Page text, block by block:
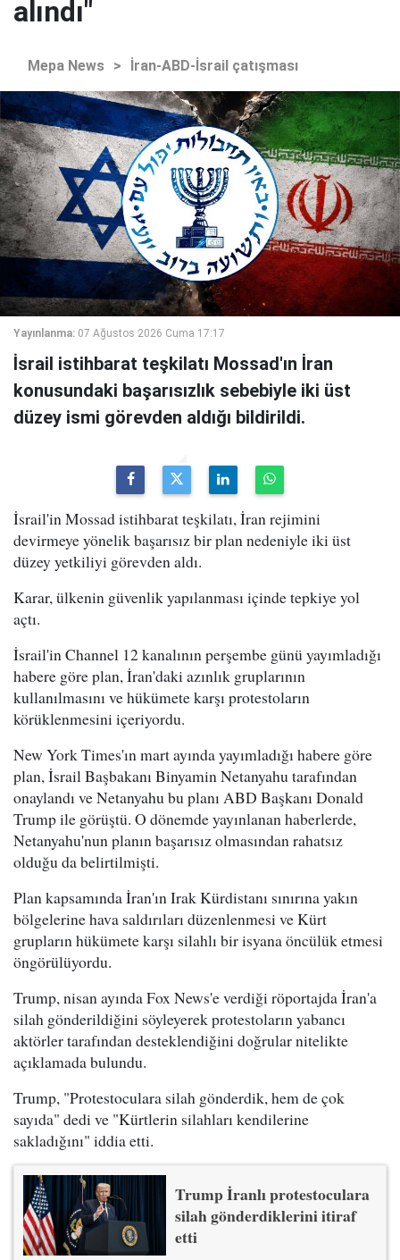
alındı"
Mepa News > İran-ABD-İsrail çatışması
Yayınlanma: 07 Ağustos 2026 Cuma 17:17
İsrail istihbarat teşkilatı Mossad'ın İran
konusundaki başarısızlık sebebiyle iki üst
düzey ismi görevden aldığı bildirildi.
İsrail'in Mossad istihbarat teşkilatı, İran rejimini
devirmeye yönelik başarısız bir plan nedeniyle iki üst
düzey yetkiliyi görevden aldı.
Karar, ülkenin güvenlik yapılanması içinde tepkiye yol
açtı.
İsrail'in Channel 12 kanalının perşembe günü yayımladığı
habere göre plan, İran'daki azınlık gruplarının
kullanılmasını ve hükümete karşı protestoların
körüklenmesini içeriyordu.
New York Times'ın mart ayında yayımladığı habere göre
plan, İsrail Başbakanı Binyamin Netanyahu tarafından
onaylandı ve Netanyahu bu planı ABD Başkanı Donald
Trump ile görüştü. O dönemde yayınlanan haberlerde,
Netanyahu'nun planın başarısız olmasından rahatsız
olduğu da belirtilmişti.
Plan kapsamında İran'ın Irak Kürdistanı sınırına yakın
bölgelerine hava saldırıları düzenlenmesi ve Kürt
grupların hükümete karşı silahlı bir isyana öncülük etmesi
öngörülüyordu.
Trump, nisan ayında Fox News'e verdiği röportajda İran'a
silah gönderildiğini söyleyerek protestoların yabancı
aktörler tarafından desteklendiğini doğrular nitelikte
açıklamada bulundu.
Trump, "Protestoculara silah gönderdik, hem de çok
sayıda" dedi ve "Kürtlerin silahları kendilerine
sakladığını" iddia etti.
Trump İranlı protestoculara
silah gönderdiklerini itiraf
etti